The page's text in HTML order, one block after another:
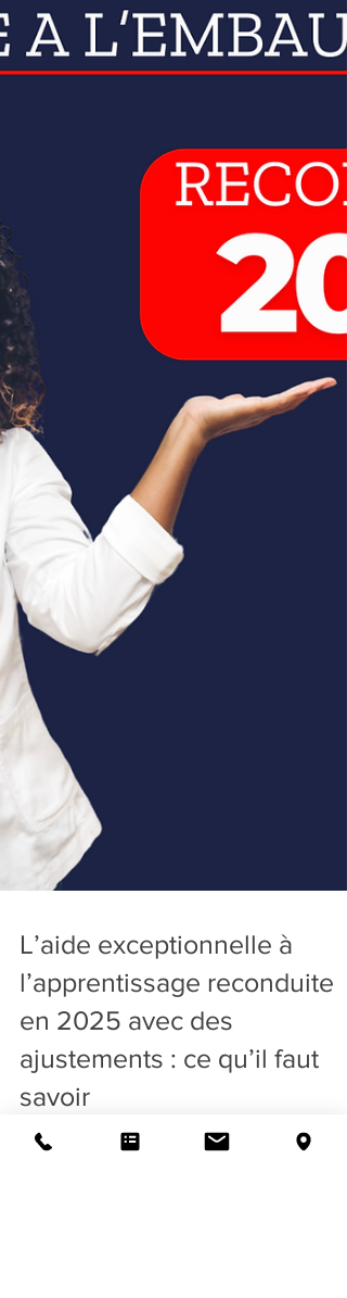
L’aide exceptionnelle à
l’apprentissage reconduite
en 2025 avec des
ajustements : ce qu’il faut